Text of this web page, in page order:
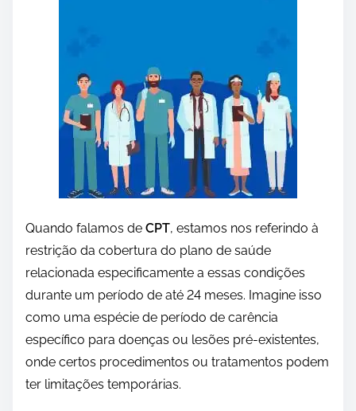
Quando falamos de CPT, estamos nos referindo à
restrição da cobertura do plano de saúde
relacionada especificamente a essas condições
durante um período de até 24 meses. Imagine isso
como uma espécie de período de carência
específico para doenças ou lesões pré-existentes,
onde certos procedimentos ou tratamentos podem
ter limitações temporárias.